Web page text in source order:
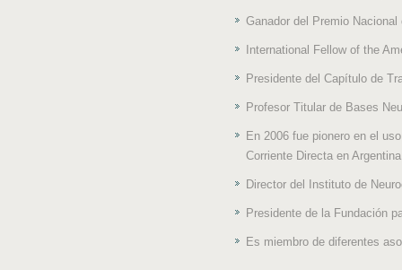
Ganador del Premio
International Fellow of the
Presidente del Capítulo de
Profesor Titular de Bases
En 2006 fue pionero en el
Corriente Directa en
Director del Instituto de
Presidente de la Fundación
Es miembro de diferentes